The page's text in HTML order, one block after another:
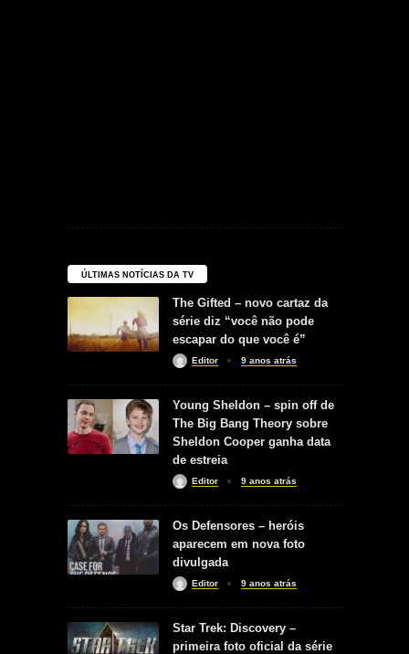
ÚLTIMAS NOTÍCIAS DA TV
The Gifted – novo cartaz da
série diz “você não pode
escapar do que você é”
Editor 9 anos atrás
Young Sheldon – spin off de
The Big Bang Theory sobre
Sheldon Cooper ganha data
de estreia
Editor 9 anos atrás
Os Defensores – heróis
aparecem em nova foto
divulgada
Editor 9 anos atrás
Star Trek: Discovery –
primeira foto oficial da série